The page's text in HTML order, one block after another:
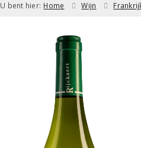
U bent hier: Home Wijn